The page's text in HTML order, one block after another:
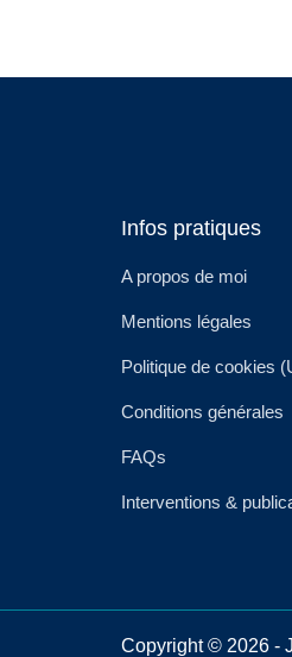
Infos pratiques
A propos de moi
Mentions légales
Politique de cookies
Conditions générales
FAQs
Interventions &
Copyright © 2026 -